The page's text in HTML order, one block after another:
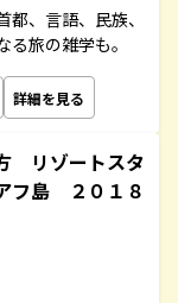
、言語、民族、
旅の雑学も。
詳細を見る
リゾートスタ
フ島 ２０１８